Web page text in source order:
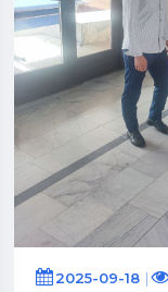
2025-09-18